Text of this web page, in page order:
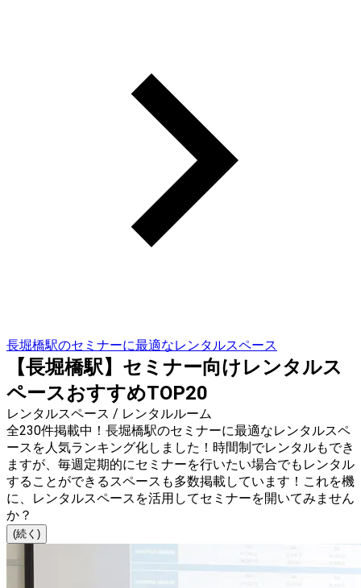
長堀橋駅のセミナーに最適なレンタルスペース
【長堀橋駅】セミナー向けレンタルス
ペースおすすめTOP20
レンタルスペース / レンタルルーム
全230件掲載中！長堀橋駅のセミナーに最適なレンタルスペ
ースを人気ランキング化しました！時間制でレンタルもでき
ますが、毎週定期的にセミナーを行いたい場合でもレンタル
することができるスペースも多数掲載しています！これを機
に、レンタルスペースを活用してセミナーを開いてみません
か？
(続く)